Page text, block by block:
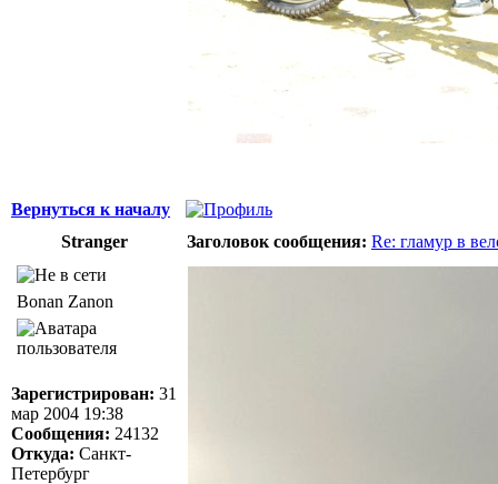
Вернуться к началу
Stranger
Заголовок сообщения: Re: гламур в
Bonan Zanon
Зарегистрирован: 31
мар 2004 19:38
Сообщения: 24132
Откуда: Санкт-
Петербург